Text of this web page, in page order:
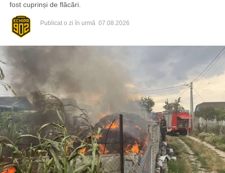
fost cuprinși de flăcări.
Publicat o zi în urmă 07.08.2026